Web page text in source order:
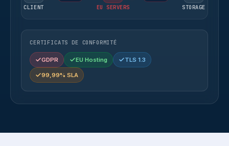
CLIENT EU SERVERS STORAGE
CERTIFICATS DE CONFORMITÉ
GDPR EU Hosting TLS 1.3
99,99% SLA